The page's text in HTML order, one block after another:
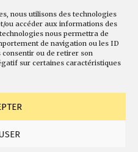
nous utilisons des technologies
ou accéder aux informations des
nous permettra de
de navigation ou les ID
consentir ou de retirer son
sur certaines caractéristiques
Sites amis Contact
cookies Faire un don